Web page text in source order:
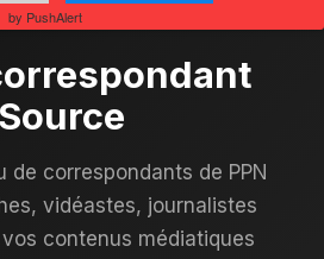
pour PPN Source
de correspondants de PPN
vidéastes, journalistes
contenus médiatiques
by PushAlert